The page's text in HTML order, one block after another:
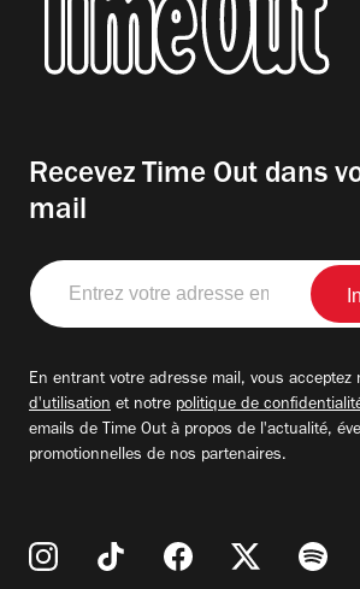
Recevez Time Out dans
mail
Entrez
votre
adresse
En entrant votre adresse mail, vous acceptez
d'utilisation et notre politique de
emails de Time Out à propos de l'actualité,
promotionnelles de nos partenaires.